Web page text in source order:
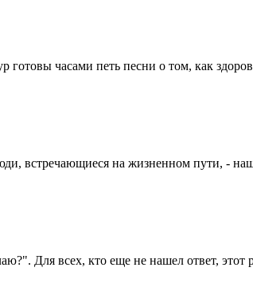
готовы часами петь песни о том, как
встречающиеся на жизненном пути, -
Для всех, кто еще не нашел ответ, этот